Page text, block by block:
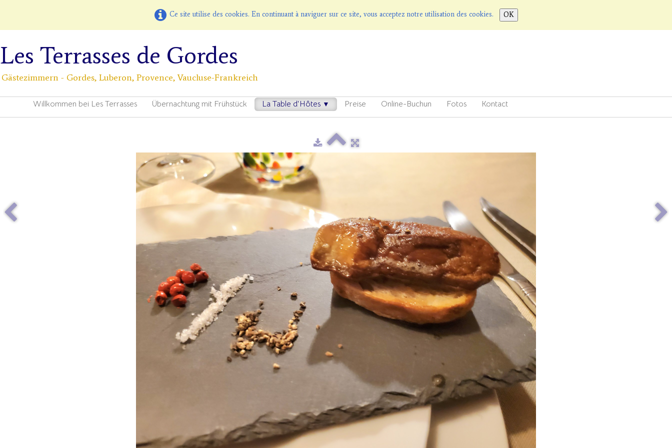
Ce site utilise des cookies. En continuant à naviguer sur ce site, vous acceptez notre utilisation des cookies. OK
Les Terrasses de Gordes
Gästezimmern - Gordes, Luberon, Provence, Vaucluse-Frankreich
Willkommen bei Les Terrasses Übernachtung mit Frühstück La Table d'Hôtes ▼ Preise Online-Buchun Fotos Kontact